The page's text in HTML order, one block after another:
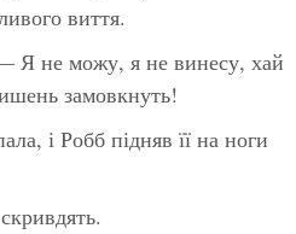
виття.
Я не можу, я не винесу, хай
замовкнуть!
і Робб підняв її на ноги